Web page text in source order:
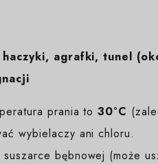
agrafki, tunel
prania to30°C
wybielaczy ani chloru.
bębnowej (może